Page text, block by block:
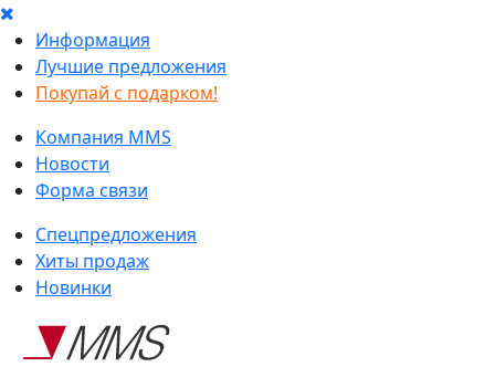
Информация
Лучшие предложения
Покупай с подарком!
Компания MMS
Новости
Форма связи
Спецпредложения
Хиты продаж
Новинки